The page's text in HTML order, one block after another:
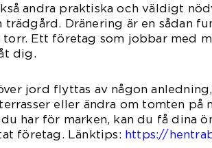
andra praktiska och väldigt
trädgård. Dränering är en sådan
torr. Ett företag som jobbar med
dig.
jord flyttas av någon
eller ändra om tomten på
har för marken, kan du få dina
företag. Länktips: https://